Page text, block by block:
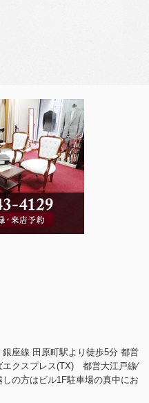
座線 田原町駅より徒歩5分 都営
クスプレス(TX) 都営大江戸線⁄
の方はビル1F駐車場の真中にお